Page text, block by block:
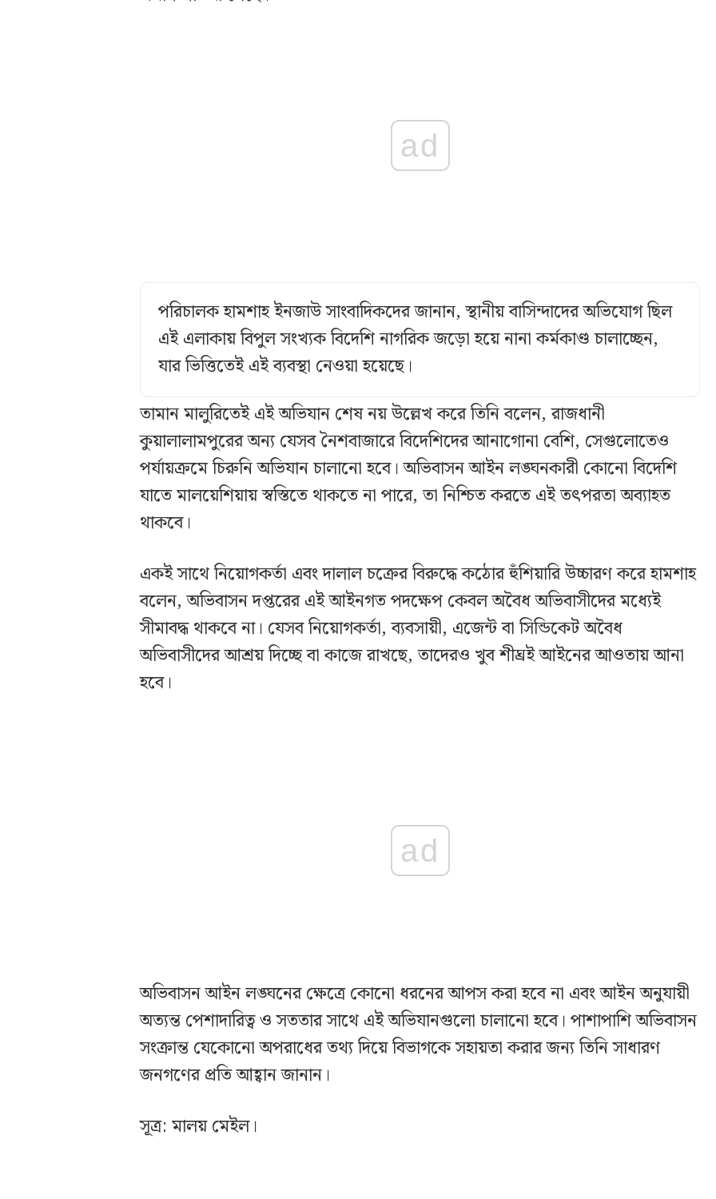
ad
পরিচালক হামশাহ ইনজাউ সাংবাদিকদের জানান, স্থানীয় বাসিন্দাদের অভিযোগ ছিল
এই এলাকায় বিপুল সংখ্যক বিদেশি নাগরিক জড়ো হয়ে নানা কর্মকাণ্ড চালাচ্ছেন,
যার ভিত্তিতেই এই ব্যবস্থা নেওয়া হয়েছে।
তামান মালুরিতেই এই অভিযান শেষ নয় উল্লেখ করে তিনি বলেন, রাজধানী
কুয়ালালামপুরের অন্য যেসব নৈশবাজারে বিদেশিদের আনাগোনা বেশি, সেগুলোতেও
পর্যায়ক্রমে চিরুনি অভিযান চালানো হবে। অভিবাসন আইন লঙ্ঘনকারী কোনো বিদেশি
যাতে মালয়েশিয়ায় স্বস্তিতে থাকতে না পারে, তা নিশ্চিত করতে এই তৎপরতা অব্যাহত
থাকবে।
একই সাথে নিয়োগকর্তা এবং দালাল চক্রের বিরুদ্ধে কঠোর হুঁশিয়ারি উচ্চারণ করে হামশাহ
বলেন, অভিবাসন দপ্তরের এই আইনগত পদক্ষেপ কেবল অবৈধ অভিবাসীদের মধ্যেই
সীমাবদ্ধ থাকবে না। যেসব নিয়োগকর্তা, ব্যবসায়ী, এজেন্ট বা সিন্ডিকেট অবৈধ
অভিবাসীদের আশ্রয় দিচ্ছে বা কাজে রাখছে, তাদেরও খুব শীঘ্রই আইনের আওতায় আনা
হবে।
ad
অভিবাসন আইন লঙ্ঘনের ক্ষেত্রে কোনো ধরনের আপস করা হবে না এবং আইন অনুযায়ী
অত্যন্ত পেশাদারিত্ব ও সততার সাথে এই অভিযানগুলো চালানো হবে। পাশাপাশি অভিবাসন
সংক্রান্ত যেকোনো অপরাধের তথ্য দিয়ে বিভাগকে সহায়তা করার জন্য তিনি সাধারণ
জনগণের প্রতি আহ্বান জানান।
সূত্র: মালয় মেইল।